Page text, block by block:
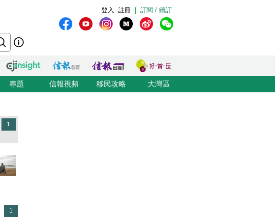
訂閱 / 續訂
註冊
登入
專題 信報視頻 移民攻略 大灣區
1
1